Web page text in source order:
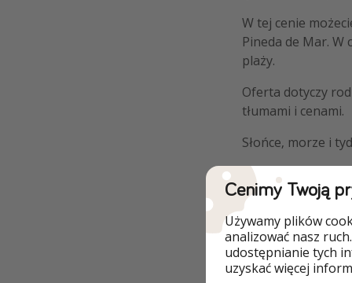
W tej cenie
Pineda de Mar.
plaży.
Oferta dotyczy
tłumami i cenami.
Słońce, morze i
Szczegóły
SPRAWDŹ
Cenimy Twoją
Używamy plików
analizować nasz
udostępnianie tych
uzyskać więcej